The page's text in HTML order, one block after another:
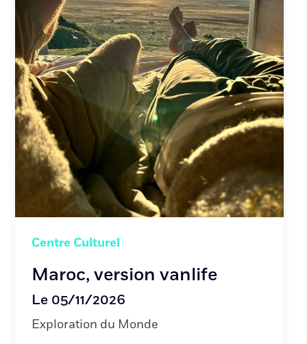
Centre Culturel
Maroc, version vanlife
Le 05/11/2026
Exploration du Monde